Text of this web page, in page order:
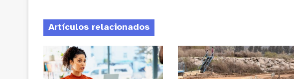
Artículos relacionados